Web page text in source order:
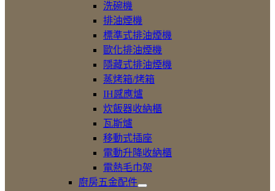
用
電
器
洗碗機
排油煙機
標準式排油煙機
歐化排油煙機
隱藏式排油煙機
蒸烤箱/烤箱
IH感應爐
炊飯器收納櫃
瓦斯爐
移動式插座
電動升降收納櫃
電熱毛巾架
廚房五金配件